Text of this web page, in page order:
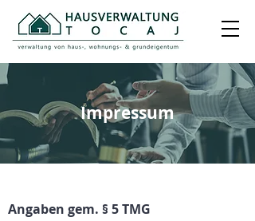
Impressum
Angaben gem. § 5 TMG